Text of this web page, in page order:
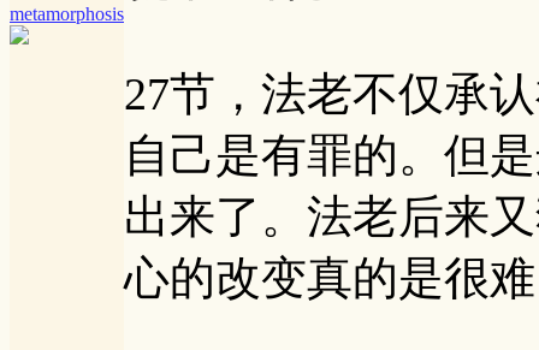
metamorphosis
27节，法老不仅承
自己是有罪的。但
出来了。法老后来
心的改变真的是很